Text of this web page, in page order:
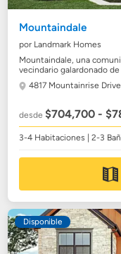
Mountaindale
por Landmark Homes
Mountaindale, una
vecindario galardonado de
4817 Mountainrise
desde$704,700 -
3-4 Habitaciones | 2-3
Disponible